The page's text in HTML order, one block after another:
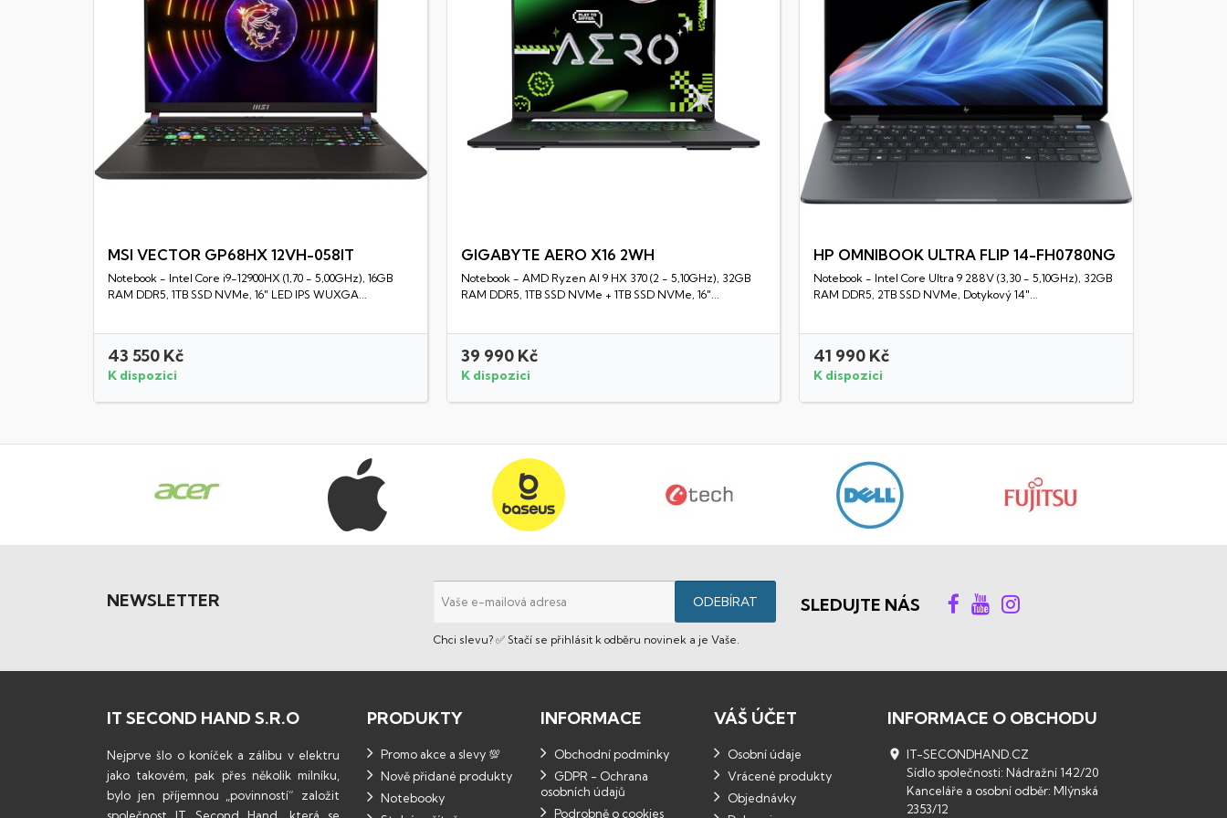
Rychlý náhled
MSI VECTOR GP68HX 12VH-058IT
Notebook - Intel Core i9-12900HX (1,70 - 5,00GHz), 16GB
RAM DDR5, 1TB SSD NVMe, 16" LED IPS WUXGA...
43 550 Kč
K dispozici
Rychlý náhled
GIGABYTE AERO X16 2WH
Notebook - AMD Ryzen AI 9 HX 370 (2 - 5,10GHz), 32GB
RAM DDR5, 1TB SSD NVMe + 1TB SSD NVMe, 16"...
39 990 Kč
K dispozici
Rychlý náhled
HP OMNIBOOK ULTRA FLIP 14-FH0780NG
Notebook - Intel Core Ultra 9 288V (3,30 - 5,10GHz), 32GB
RAM DDR5, 2TB SSD NVMe, Dotykový 14"...
41 990 Kč
K dispozici
NEWSLETTER
Chci slevu? ✅ Stačí se přihlásit k odběru novinek a je Vaše.
SLEDUJTE NÁS
IT SECOND HAND S.R.O
Nejprve šlo o koníček a zálibu v elektru
jako takovém, pak přes několik milníku,
bylo jen příjemnou „povinností“ založit
PRODUKTY
Promo akce a slevy 💯
Nově přidané produkty
Notebooky
INFORMACE
Obchodní podmínky
GDPR - Ochrana
osobních údajů
Podrobně o cookies
VÁŠ ÚČET
Osobní údaje
Vrácené produkty
Objednávky
INFORMACE O OBCHODU
 IT-SECONDHAND.CZ
Sídlo společnosti: Nádražní 142/20
Kanceláře a osobní odběr: Mlýnská
2353/12